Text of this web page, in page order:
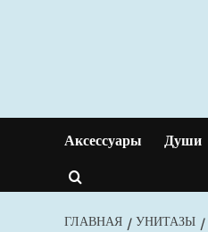
Аксессуары Души
ГЛАВНАЯ УНИТАЗЫ